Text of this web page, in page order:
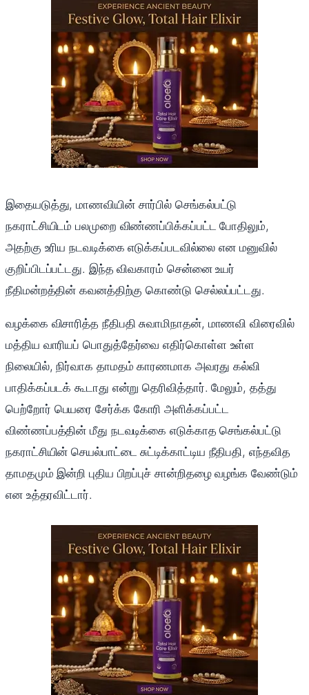
இதையடுத்து, மாணவியின் சார்பில் செங்கல்பட்டு
நகராட்சியிடம் பலமுறை விண்ணப்பிக்கப்பட்ட போதிலும்,
அதற்கு உரிய நடவடிக்கை எடுக்கப்படவில்லை என மனுவில்
குறிப்பிடப்பட்டது. இந்த விவகாரம் சென்னை உயர்
நீதிமன்றத்தின் கவனத்திற்கு கொண்டு செல்லப்பட்டது.
வழக்கை விசாரித்த நீதிபதி சுவாமிநாதன், மாணவி விரைவில்
மத்திய வாரியப் பொதுத்தேர்வை எதிர்கொள்ள உள்ள
நிலையில், நிர்வாக தாமதம் காரணமாக அவரது கல்வி
பாதிக்கப்படக் கூடாது என்று தெரிவித்தார். மேலும், தத்து
பெற்றோர் பெயரை சேர்க்க கோரி அளிக்கப்பட்ட
விண்ணப்பத்தின் மீது நடவடிக்கை எடுக்காத செங்கல்பட்டு
நகராட்சியின் செயல்பாட்டை சுட்டிக்காட்டிய நீதிபதி, எந்தவித
தாமதமும் இன்றி புதிய பிறப்புச் சான்றிதழை வழங்க வேண்டும்
என உத்தரவிட்டார்.